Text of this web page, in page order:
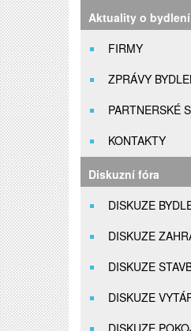
Aktuality o bydlení
FIRMY
ZPRÁVY
PARTNERSKÉ
KONTAKTY
Diskuzní fóra
DISKUZE
DISKUZE
DISKUZE
DISKUZE
DISKUZE